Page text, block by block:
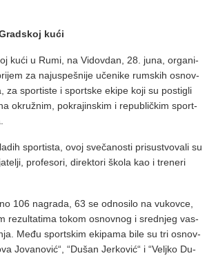
kući
ku­ći u Ru­mi, na Vi­dov­dan, 28. ju­na, or­ga­ni­
za naj­u­spe­šni­je uče­ni­ke rum­skih osnov­
za spor­ti­ste i sport­ske eki­pe ko­ji su po­sti­gli
okru­žnim, po­kra­jin­skim i re­pu­blič­kim sport­
spor­ti­sta, ovoj sve­ča­no­sti pri­su­stvo­va­li su
pro­fe­so­ri, di­rek­to­ri ško­la kao i tre­ne­ri
106 na­gra­da, 63 se od­no­si­lo na vu­kov­ce,
re­zul­ta­ti­ma to­kom osnov­nog i sred­njeg vas­
Me­đu sport­skim eki­pa­ma bi­le su tri osnov­
Jo­va­no­vić“, “Du­šan Jer­ko­vić“ i “Velj­ko Du­